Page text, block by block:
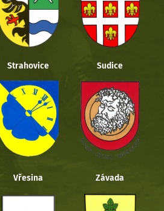
Strahovice Sudice
Vřesina Závada